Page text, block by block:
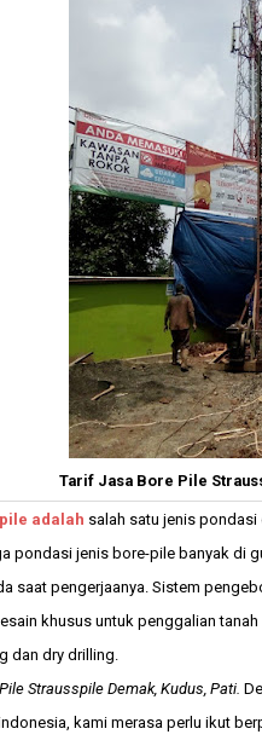
Tarif Jasa Bore Pile
adalah salah satu jenis
pondasi jenis bore-pile banyak di
saat pengerjaanya. Sistem
khusus untuk penggalian
dan dry drilling.
Strausspile Demak, Kudus, Pati.
kami merasa perlu ikut